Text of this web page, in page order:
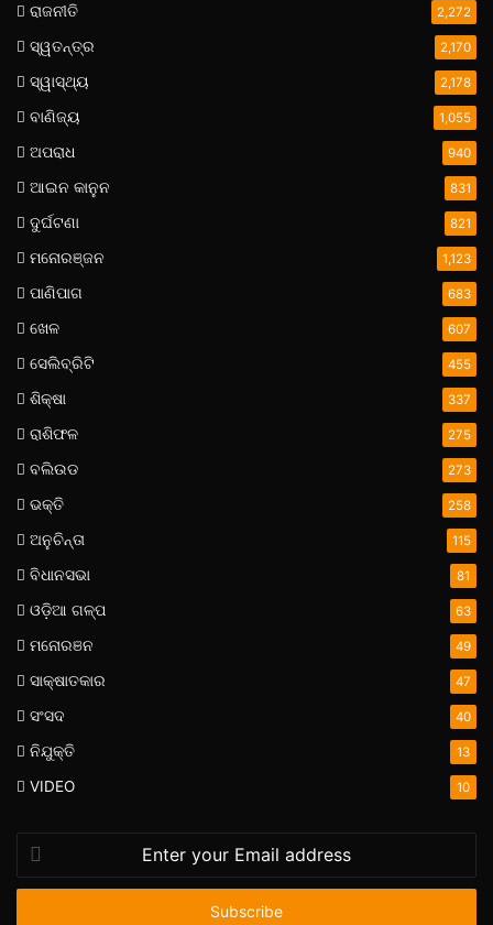
ରାଜନୀତି 2,272
ସ୍ୱତନ୍ତ୍ର 2,170
ସ୍ୱାସ୍ଥ୍ୟ 2,178
ବାଣିଜ୍ୟ 1,055
ଅପରାଧ 940
ଆଇନ କାନୁନ 831
ଦୁର୍ଘଟଣା 821
ମନୋରଞ୍ଜନ 1,123
ପାଣିପାଗ 683
ଖେଳ 607
ସେଲିବ୍ରିଟି 455
ଶିକ୍ଷା 337
ରାଶିଫଳ 275
ବଲିଉଡ 273
ଭକ୍ତି 258
ଅନୁଚିନ୍ତା 115
ବିଧାନସଭା 81
ଓଡ଼ିଆ ଗଳ୍ପ 63
ମନୋରଞନ 49
ସାକ୍ଷାତକାର 47
ସଂସଦ 40
ନିଯୁକ୍ତି 13
VIDEO 10
your
Email